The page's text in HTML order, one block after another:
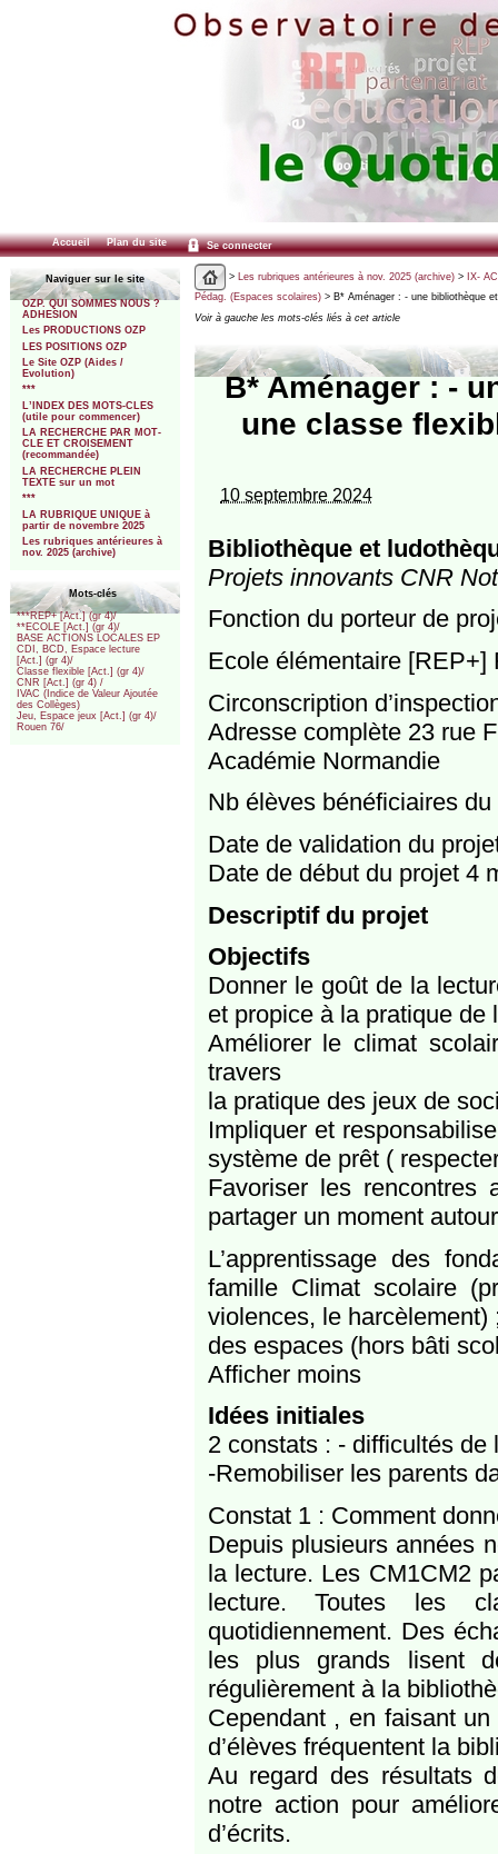
Accueil Plan du site Se connecter
Naviguer sur le site
OZP. QUI SOMMES NOUS ?
ADHESION
Les PRODUCTIONS OZP
LES POSITIONS OZP
Le Site OZP (Aides /
Evolution)
***
L’INDEX DES MOTS-CLES
(utile pour commencer)
LA RECHERCHE PAR MOT-
CLE ET CROISEMENT
(recommandée)
LA RECHERCHE PLEIN
TEXTE sur un mot
***
LA RUBRIQUE UNIQUE à
partir de novembre 2025
Les rubriques antérieures à
nov. 2025 (archive)
Mots-clés
***REP+ [Act.] (gr 4)/
**ECOLE [Act.] (gr 4)/
BASE ACTIONS LOCALES EP
CDI, BCD, Espace lecture
[Act.] (gr 4)/
Classe flexible [Act.] (gr 4)/
CNR [Act.] (gr 4) /
IVAC (Indice de Valeur Ajoutée
des Collèges)
Jeu, Espace jeux [Act.] (gr 4)/
Rouen 76/
> Les rubriques antérieures à nov. 2025 (archive)> IX-
Pédag. (Espaces scolaires)> B* Aménager : - une bibliothèque
Voir à gauche les mots-clés liés à cet article
B* Aménager : -
une classe
10 septembre 2024
Bibliothèque et
Projets innovants CNR
Fonction du porteur de
Ecole élémentaire [REP+]
Circonscription
Adresse complète 23 rue
Académie Normandie
Nb élèves bénéficiaires
Date de validation du
Date de début du projet 4
Descriptif du projet
Objectifs
Donner le goût de la
et propice à la pratique de
Améliorer le climat
travers
la pratique des jeux de
Impliquer et
système de prêt (
Favoriser les rencontres
partager un moment
L’apprentissage des
famille Climat scolaire
violences, le harcèlement)
des espaces (hors bâti
Afficher moins
Idées initiales
2 constats : - difficultés de
-Remobiliser les parents
Constat 1 : Comment
Depuis plusieurs années
la lecture. Les CM1CM2
lecture. Toutes les
quotidiennement. Des
les plus grands lisent
régulièrement à la
Cependant , en faisant
d’élèves fréquentent la
Au regard des résultats
notre action pour
d’écrits.